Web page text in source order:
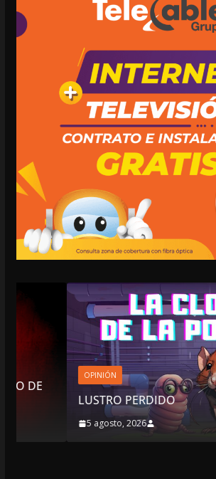
LUSTRO PERDIDO
5 agosto, 2026